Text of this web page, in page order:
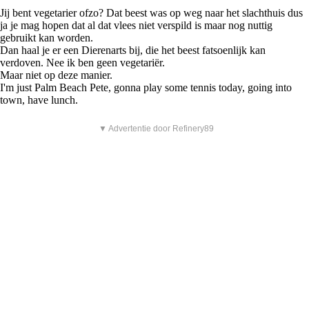
Jij bent vegetarier ofzo? Dat beest was op weg naar het slachthuis dus
ja je mag hopen dat al dat vlees niet verspild is maar nog nuttig
gebruikt kan worden.
Dan haal je er een Dierenarts bij, die het beest fatsoenlijk kan
verdoven. Nee ik ben geen vegetariër.
Maar niet op deze manier.
I'm just Palm Beach Pete, gonna play some tennis today, going into
town, have lunch.
▼ Advertentie door Refinery89